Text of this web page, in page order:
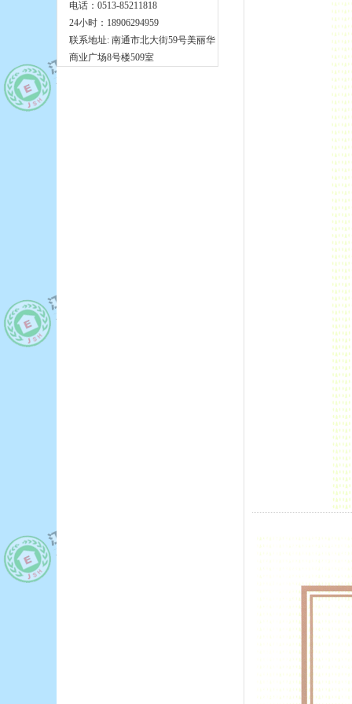
电话：0513-85211818
24小时：18906294959
联系地址: 南通市北大街59号美丽华
商业广场8号楼509室